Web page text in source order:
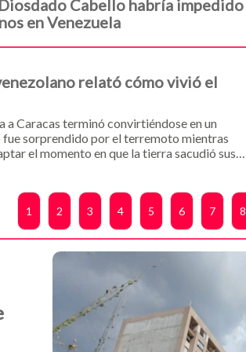
Cabello habría impedido
en Venezuela
relató cómo vivió el
a Caracas terminó convirtiéndose en un
sorprendido por el terremoto mientras
el momento en que la tierra sacudió sus
1 2 3 4 5 6 7 8